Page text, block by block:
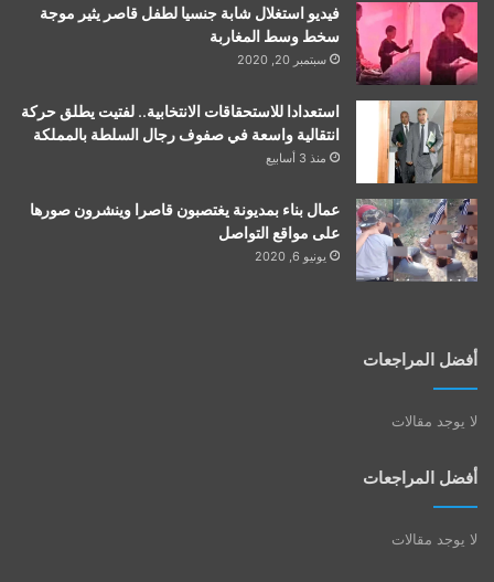
فيديو استغلال شابة جنسيا لطفل قاصر يثير موجة
سخط وسط المغاربة
سبتمبر 20, 2020
استعدادا للاستحقاقات الانتخابية.. لفتيت يطلق حركة
انتقالية واسعة في صفوف رجال السلطة بالمملكة
منذ 3 أسابيع
عمال بناء بمديونة يغتصبون قاصرا وينشرون صورها
على مواقع التواصل
يونيو 6, 2020
أفضل المراجعات
لا يوجد مقالات
أفضل المراجعات
لا يوجد مقالات